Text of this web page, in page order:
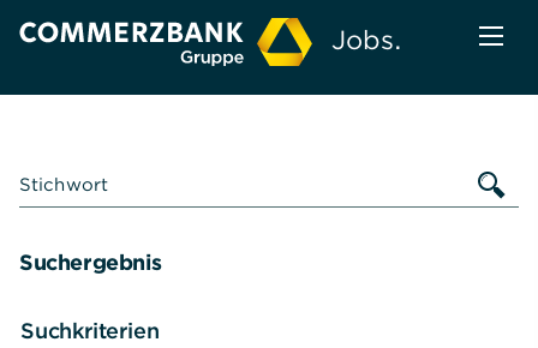
Inhalt
Navigation
Jobs. Menü
Stichwort
Suchergebnis
Suchergebnis
Suchkriterien